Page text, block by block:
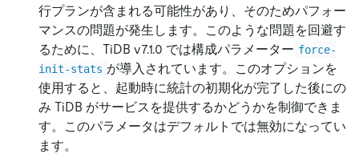
行プランが含まれる可能性があり、そのためパフォー
マンスの問題が発生します。このような問題を回避す
るために、TiDB v7.1.0 では構成パラメーター force-
init-stats が導入されています。このオプションを
使用すると、起動時に統計の初期化が完了した後にの
み TiDB がサービスを提供するかどうかを制御できま
す。このパラメータはデフォルトでは無効になってい
ます。